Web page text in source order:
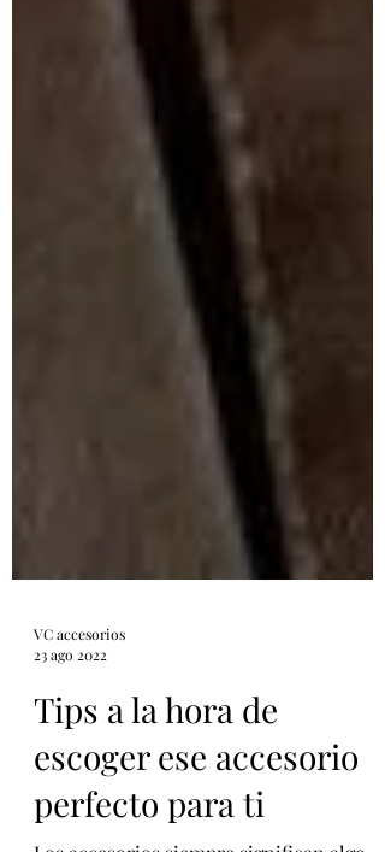
VC accesorios
23 ago 2022
Tips a la hora de
escoger ese accesorio